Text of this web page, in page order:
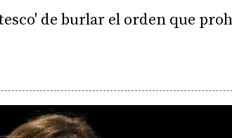
de burlar el orden que